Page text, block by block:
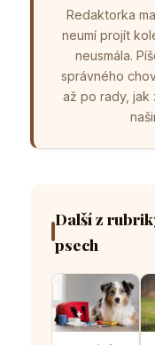
Redaktorka
neumí projít
neusmála.
správného
až po rady, jak
Další z
psech